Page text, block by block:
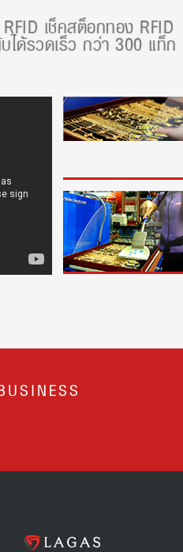
เช็คสต็อกทอง RFID
ด้รวดเร็ว กว่า 300 แท็ก
.